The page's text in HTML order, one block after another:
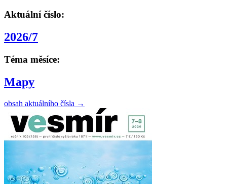
Aktuální číslo:
2026/7
Téma měsíce:
Mapy
obsah aktuálního čísla →